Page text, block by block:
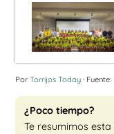
Por Torrijos Today ·
¿Poco tiempo?
Te resumimos